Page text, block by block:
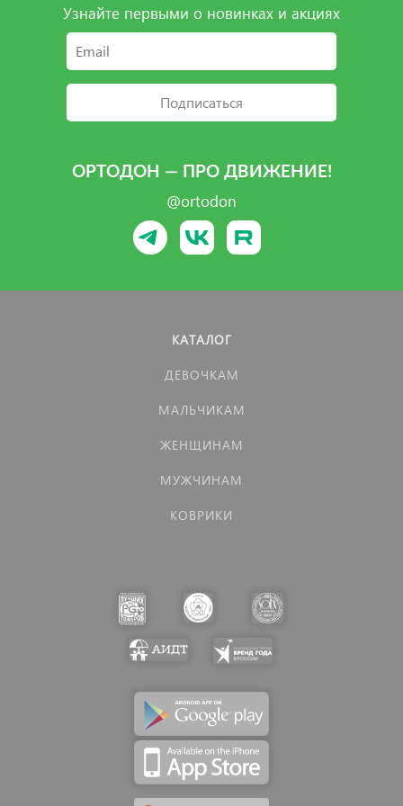
Узнайте первыми о новинках и акциях
Подписаться
ОРТОДОН — ПРО ДВИЖЕНИЕ!
@ortodon
КАТАЛОГ
ДЕВОЧКАМ
МАЛЬЧИКАМ
ЖЕНЩИНАМ
МУЖЧИНАМ
КОВРИКИ